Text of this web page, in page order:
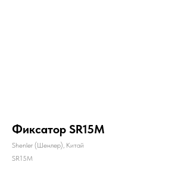
Фиксатор SR15M
Shenler (Шенлер), Китай
SR15M